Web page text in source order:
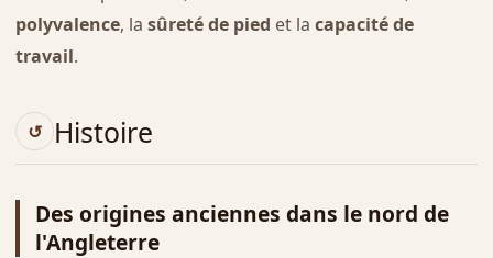
polyvalence, la sûreté de pied et la capacité de
travail.
Histoire
Des origines anciennes dans le nord de
l'Angleterre